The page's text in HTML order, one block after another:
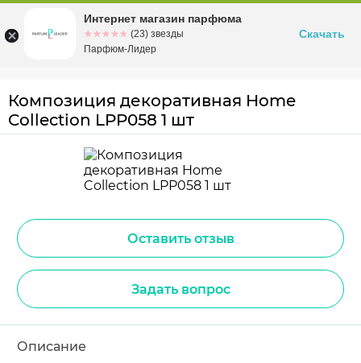
Омскул. Заозерная, 11, к. 1
Композиция декоративная Home
Collection LPP058 1 шт
Оставить отзыв
Задать вопрос
Описание
Интернет магазин парфюма
☆☆☆☆☆
★★★★★ (23) звезды
Парфюм-Лидер
Скачать